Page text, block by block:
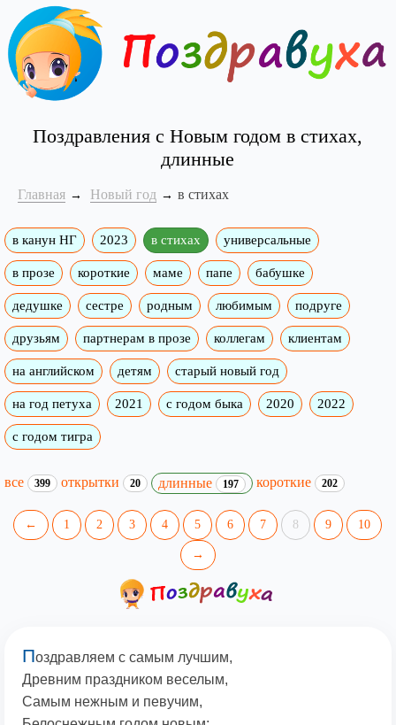
Поздравления с Новым годом в стихах,
длинные
Главная Новый год в стихах
в канун НГ 2023 в стихах универсальные
в прозе короткие маме папе бабушке
дедушке сестре родным любимым подруге
друзьям партнерам в прозе коллегам клиентам
на английском детям старый новый год
на год петуха 2021 с годом быка 2020 2022
с годом тигра
все 399 открытки 20 длинные 197 короткие 202
← 1 2 3 4 5 6 7 8 9 10
→
Поздравляем с самым лучшим,
Древним праздником веселым,
Самым нежным и певучим,